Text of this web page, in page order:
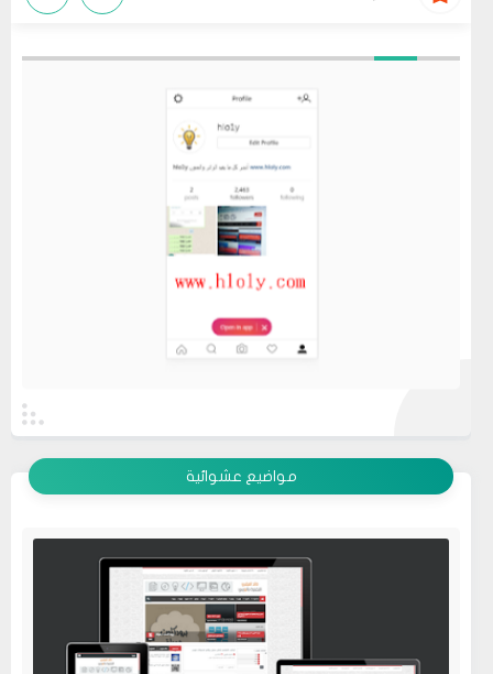
مواضيع عشوائية